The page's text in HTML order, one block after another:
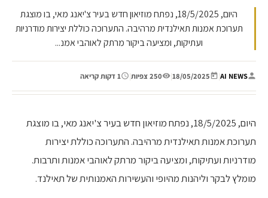
היום, 18/5/2025, נפתח מוזיאון חדש בעיר צ'יאנג מאי, בו מוצגת
תערוכת אמנות תאילנדית מרהיבה. התערוכה כוללת יצירות מודרניות
ועתיקות, ומציעה ביקור מרתק לאוהבי אמנ...
AI NEWS
|
18/05/2025
| 250 צפיות | 1 דקות קריאה
היום, 18/5/2025, נפתח מוזיאון חדש בעיר צ'יאנג מאי, בו מוצגת
תערוכת אמנות תאילנדית מרהיבה. התערוכה כוללת יצירות
מודרניות ועתיקות, ומציעה ביקור מרתק לאוהבי אמנות ותרבות.
מומלץ לבקר וליהנות מהיופי והעשירות האמנותית של תאילנד.